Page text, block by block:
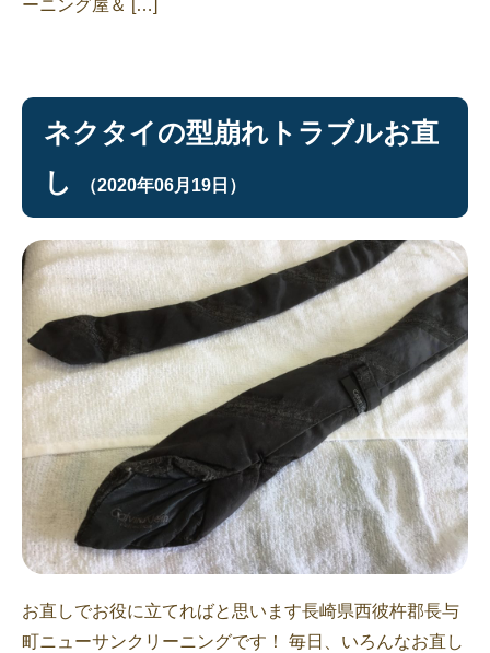
ーニング屋＆ […]
ネクタイの型崩れトラブルお直
し
（2020年06月19日）
お直しでお役に立てればと思います長崎県西彼杵郡長与
町ニューサンクリーニングです！ 毎日、いろんなお直し